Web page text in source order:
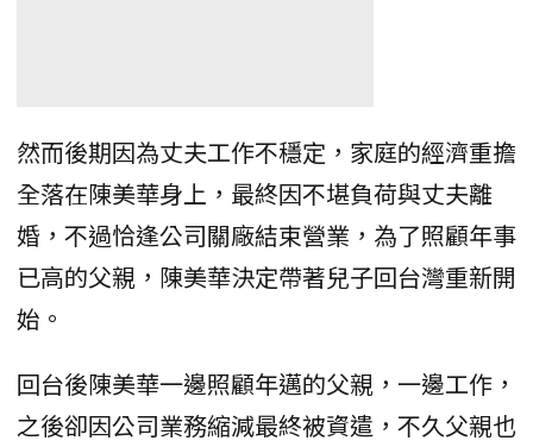
然而後期因為丈夫工作不穩定，家庭的經濟重擔
全落在陳美華身上，最終因不堪負荷與丈夫離
婚，不過恰逢公司關廠結束營業，為了照顧年事
已高的父親，陳美華決定帶著兒子回台灣重新開
始。
回台後陳美華一邊照顧年邁的父親，一邊工作，
之後卻因公司業務縮減最終被資遣，不久父親也